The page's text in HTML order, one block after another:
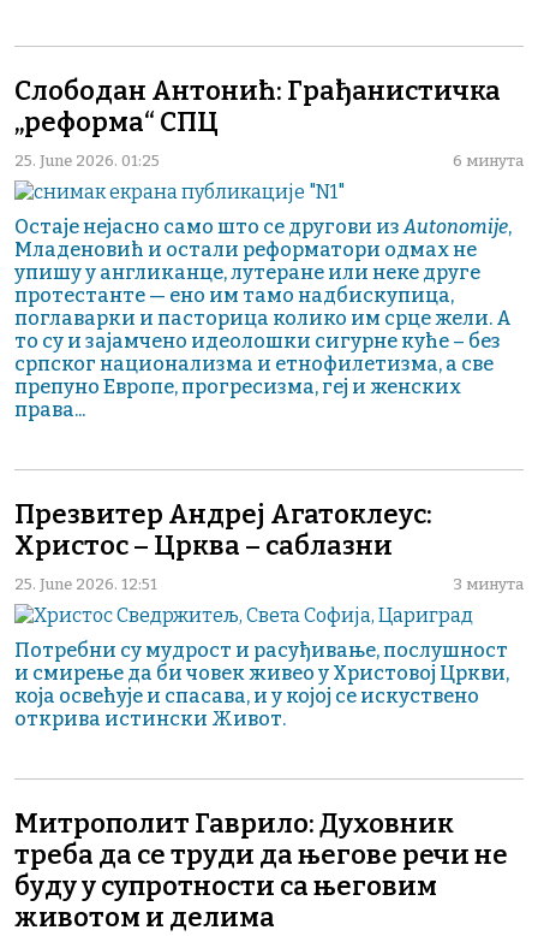
Слободан Антонић: Грађанистичка
„реформа“ СПЦ
25. June 2026. 01:25 6 минута
Остаје нејасно само што се другови изAutonomijе,
Младеновић и остали реформатори одмах не
упишу у англиканце, лутеране или неке друге
протестанте — ено им тамо надбискупица,
поглаварки и пасторица колико им срце жели. А
то су и зајамчено идеолошки сигурне куће – без
српског национализма и етнофилетизма, а све
препуно Европе, прогресизма, геј и женских
права...
Презвитер Андреј Агатоклеус:
Христос – Црква – саблазни
25. June 2026. 12:51 3 минута
Потребни су мудрост и расуђивање, послушност
и смирење да би човек живео у Христовој Цркви,
која освећује и спасава, и у којој се искуствено
открива истински Живот.
Митрополит Гаврило: Духовник
треба да се труди да његове речи не
буду у супротности са његовим
животом и делима